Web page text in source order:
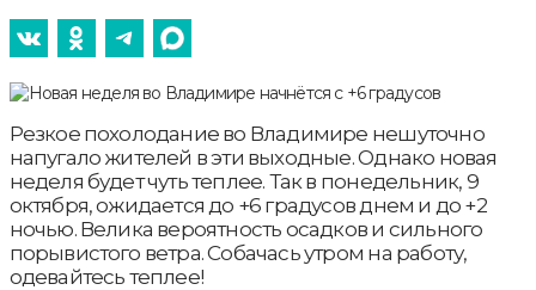
Резкое похолодание во Владимире нешуточно
напугало жителей в эти выходные. Однако новая
неделя будет чуть теплее. Так в понедельник, 9
октября, ожидается до +6 градусов днем и до +2
ночью. Велика вероятность осадков и сильного
порывистого ветра. Собачась утром на работу,
одевайтесь теплее!